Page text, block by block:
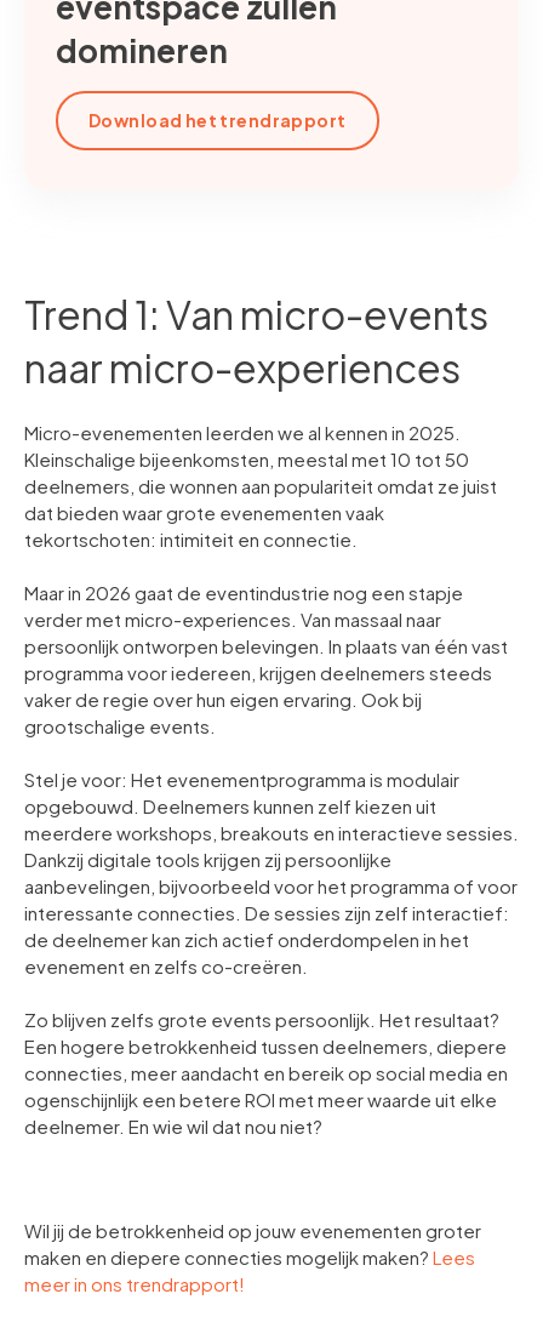
domineren
Download het trendrapport
Trend 1: Van micro-events
naar micro-experiences
Micro-evenementen leerden we al kennen in 2025.
Kleinschalige bijeenkomsten, meestal met 10 tot 50
deelnemers, die wonnen aan populariteit omdat ze juist
dat bieden waar grote evenementen vaak
tekortschoten: intimiteit en connectie.
Maar in 2026 gaat de eventindustrie nog een stapje
verder met micro-experiences. Van massaal naar
persoonlijk ontworpen belevingen. In plaats van één vast
programma voor iedereen, krijgen deelnemers steeds
vaker de regie over hun eigen ervaring. Ook bij
grootschalige events.
Stel je voor: Het evenementprogramma is modulair
opgebouwd. Deelnemers kunnen zelf kiezen uit
meerdere workshops, breakouts en interactieve sessies.
Dankzij digitale tools krijgen zij persoonlijke
aanbevelingen, bijvoorbeeld voor het programma of voor
interessante connecties. De sessies zijn zelf interactief:
de deelnemer kan zich actief onderdompelen in het
evenement en zelfs co-creëren.
Zo blijven zelfs grote events persoonlijk. Het resultaat?
Een hogere betrokkenheid tussen deelnemers, diepere
connecties, meer aandacht en bereik op social media en
ogenschijnlijk een betere ROI met meer waarde uit elke
deelnemer. En wie wil dat nou niet?
Wil jij de betrokkenheid op jouw evenementen groter
maken en diepere connecties mogelijk maken? Lees
meer in ons trendrapport!